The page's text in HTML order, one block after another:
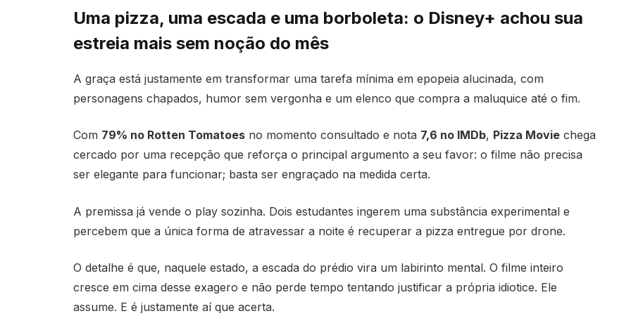
Uma pizza, uma escada e uma borboleta: o Disney+ achou sua
estreia mais sem noção do mês
A graça está justamente em transformar uma tarefa mínima em epopeia alucinada, com
personagens chapados, humor sem vergonha e um elenco que compra a maluquice até o fim.
Com 79% no Rotten Tomatoesno momento consultado e nota 7,6 no IMDb, Pizza Moviechega
cercado por uma recepção que reforça o principal argumento a seu favor: o filme não precisa
ser elegante para funcionar; basta ser engraçado na medida certa.
A premissa já vende o play sozinha. Dois estudantes ingerem uma substância experimental e
percebem que a única forma de atravessar a noite é recuperar a pizza entregue por drone.
O detalhe é que, naquele estado, a escada do prédio vira um labirinto mental. O filme inteiro
cresce em cima desse exagero e não perde tempo tentando justificar a própria idiotice. Ele
assume. E é justamente aí que acerta.